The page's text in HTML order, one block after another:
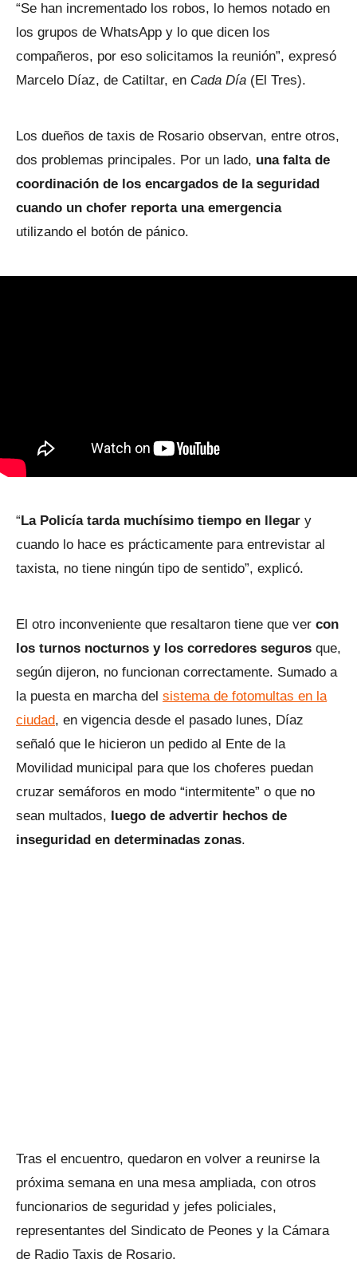
“Se han incrementado los robos, lo hemos notado en
los grupos de WhatsApp y lo que dicen los
compañeros, por eso solicitamos la reunión”, expresó
Marcelo Díaz, de Catiltar, en Cada Día (El Tres).
Los dueños de taxis de Rosario observan, entre otros,
dos problemas principales. Por un lado, una falta de
coordinación de los encargados de la seguridad
cuando un chofer reporta una emergencia
utilizando el botón de pánico.
“La Policía tarda muchísimo tiempo en llegar y
cuando lo hace es prácticamente para entrevistar al
taxista, no tiene ningún tipo de sentido”, explicó.
El otro inconveniente que resaltaron tiene que ver con
los turnos nocturnos y los corredores seguros que,
según dijeron, no funcionan correctamente. Sumado a
la puesta en marcha del sistema de fotomultas en la
ciudad, en vigencia desde el pasado lunes, Díaz
señaló que le hicieron un pedido al Ente de la
Movilidad municipal para que los choferes puedan
cruzar semáforos en modo “intermitente” o que no
sean multados, luego de advertir hechos de
inseguridad en determinadas zonas.
Tras el encuentro, quedaron en volver a reunirse la
próxima semana en una mesa ampliada, con otros
funcionarios de seguridad y jefes policiales,
representantes del Sindicato de Peones y la Cámara
de Radio Taxis de Rosario.